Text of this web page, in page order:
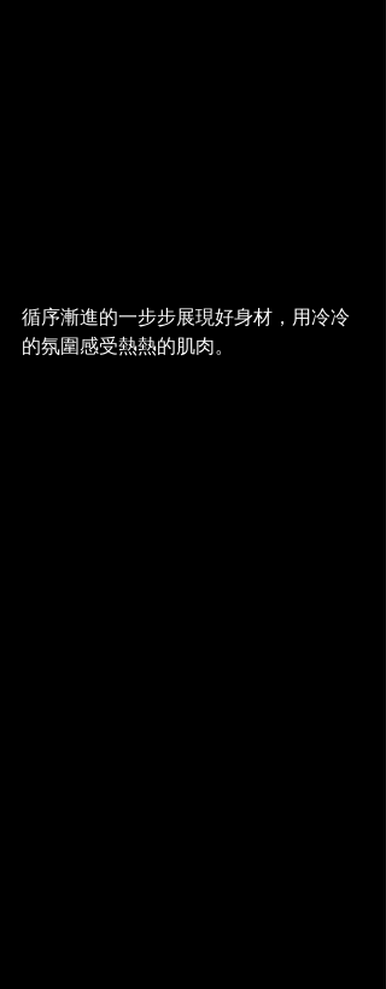
循序漸進的一步步展現好身材，用冷冷
的氛圍感受熱熱的肌肉。